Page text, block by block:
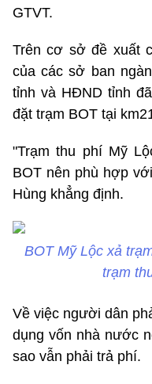
GTVT.
Trên cơ sở đề xuất
của các sở ban
tỉnh và HĐND tỉnh
đặt trạm BOT tại
"Trạm thu phí Mỹ
BOT nên phù hợp
Hùng khẳng định.
BOT Mỹ Lộc xả
trạm
Về việc người dân
dụng vốn nhà nước
sao vẫn phải trả phí.